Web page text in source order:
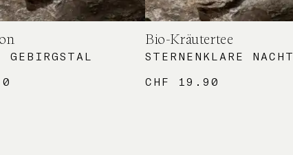
GEBIRGSTAL
Bio-Kräutertee
STERNENKLARE NACHT
CHF
19.90